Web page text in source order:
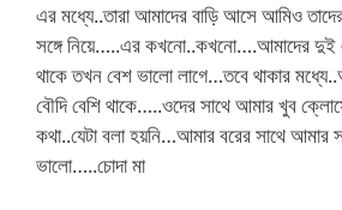
এর মধ্যে..তারা আমাদের বাড়ি আসে আমিও
সঙ্গে নিয়ে…..এর কখনো..কখনো….আমাদের
থাকে তখন বেশ ভালো লাগে…তবে থাকার
বৌদি বেশি থাকে…..ওদের সাথে আমার খুব
কথা..যেটা বলা হয়নি…আমার বরের সাথে
ভালো…..চোদা মা